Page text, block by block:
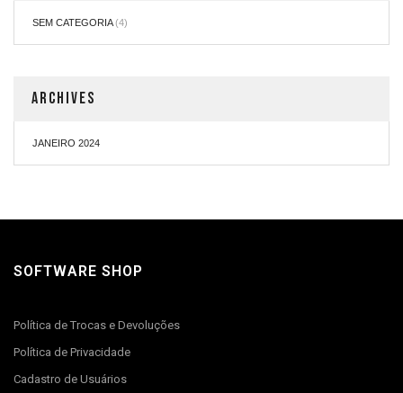
SEM CATEGORIA(4)
ARCHIVES
JANEIRO 2024
SOFTWARE SHOP
Política de Trocas e Devoluções
Política de Privacidade
Cadastro de Usuários